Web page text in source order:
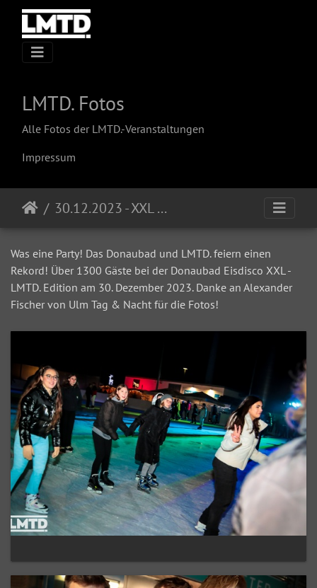
LMTD. Fotos
Alle Fotos der LMTD.-Veranstaltungen
Impressum
30.12.2023 - XXL Eisdisco (LMTD. Edition) @ Donaubad
Was eine Party! Das Donaubad und LMTD. feiern einen
Rekord! Über 1300 Gäste bei der Donaubad Eisdisco XXL -
LMTD. Edition am 30. Dezember 2023. Danke an Alexander
Fischer von Ulm Tag & Nacht für die Fotos!